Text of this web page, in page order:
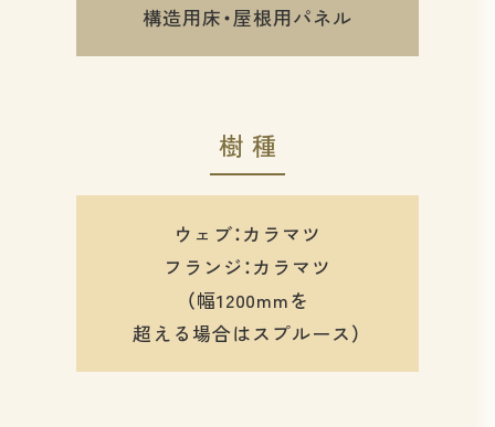
構造用床・屋根用パネル
樹種
ウェブ：カラマツ
フランジ：カラマツ
（幅1200mmを
超える場合はスプルース）